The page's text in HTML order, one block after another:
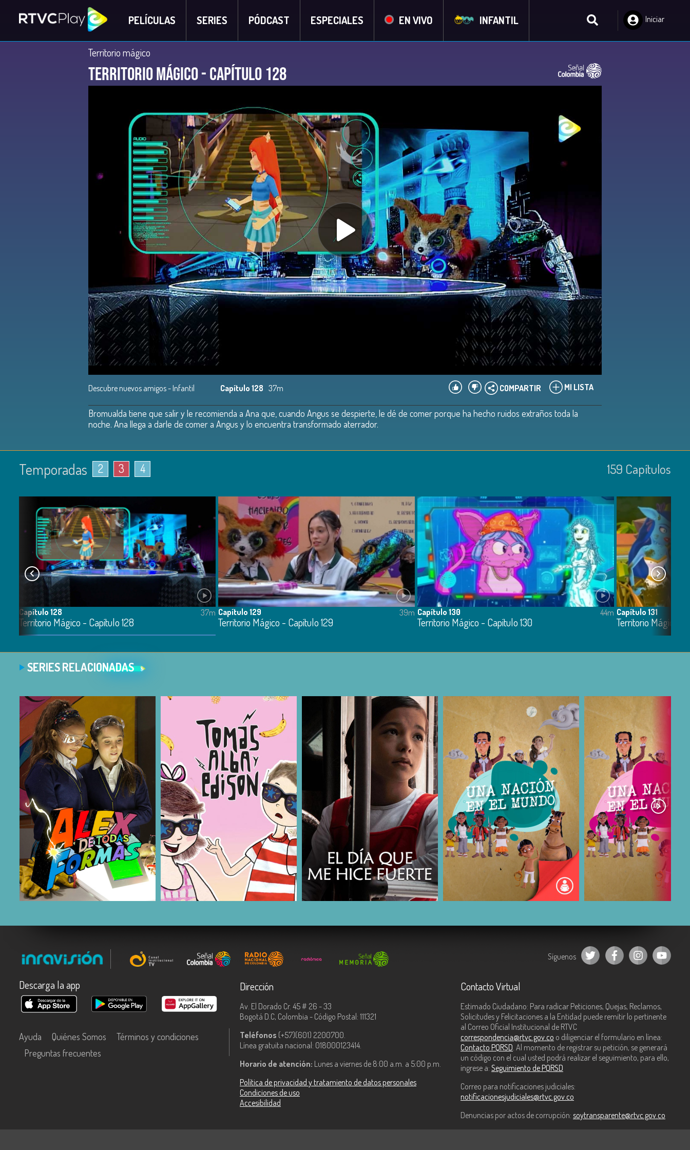
PELÍCULAS SERIES PÓDCAST ESPECIALES EN VIVO INFANTIL
Iniciar
Territorio mágico
Territorio Mágico - Capítulo 128
Descubre nuevos amigos - Infantil Capítulo 128 37m MI LISTA
COMPARTIR
Bromualda tiene que salir y le recomienda a Ana que, cuando Angus se despierte, le dé de comer porque ha hecho ruidos extraños toda la
noche. Ana llega a darle de comer a Angus y lo encuentra transformado aterrador.
Temporadas 2 3 4 159 Capí­tulos
Capítulo 128
Territorio Mágico - Capítulo 128
37m Capítulo 129
Territorio Mágico - Capítulo 129
39m Capítulo 130
Territorio Mágico - Capítulo 130
44m Capítulo 131
Territorio Mágico -
SERIES RELACIONADAS
COMPARTIR COMPARTIR COMPARTIR
Síguenos
Descarga la app
Ayuda Quiénes Somos
Términos y condiciones
Preguntas frecuentes
Dirección
Av. El Dorado Cr. 45 # 26 - 33
Bogotá D.C, Colombia - Código Postal: 111321
Teléfonos (+57)(601) 2200700.
Línea gratuita nacional: 018000123414.
Horario de atención: Lunes a viernes de 8:00 a.m. a 5:00 p.m.
Política de privacidad y tratamiento de datos personales
Condiciones de uso
Accesibilidad
Contacto Virtual
Estimado Ciudadano: Para radicar Peticiones, Quejas, Reclamos,
Solicitudes y Felicitaciones a la Entidad puede remitir lo pertinente
al Correo Oficial Institucional de RTVC
correspondencia@rtvc.gov.co o diligenciar el formulario en línea:
Contacto PQRSD . Al momento de registrar su petición, se generará
un código con el cual usted podrá realizar el seguimiento, para ello,
ingrese a: Seguimiento de PQRSD
Correo para notificaciones judiciales:
notificacionesjudiciales@rtvc.gov.co
Denuncias por actos de corrupción: soytransparente@rtvc.gov.co